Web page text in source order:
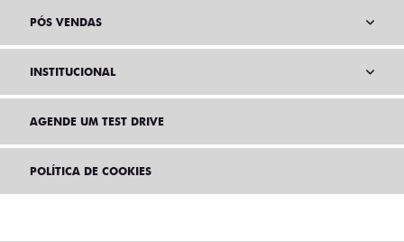
PÓS VENDAS
INSTITUCIONAL
AGENDE UM TEST DRIVE
POLÍTICA DE COOKIES